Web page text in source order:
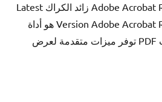
Adobe Acrobat Reader 2026.1.0.36452 زائد الكراك Latest
Version Adobe Acrobat Reader 2026.1.0.36452 هو أداة
عرض وإدارة قوية لملفات PDF توفر ميزات متقدمة لعرض